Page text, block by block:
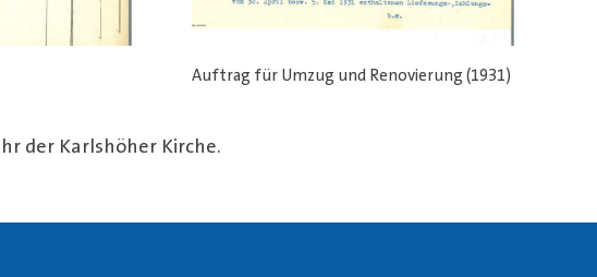
Auftrag für Umzug und Renovierung (1931)